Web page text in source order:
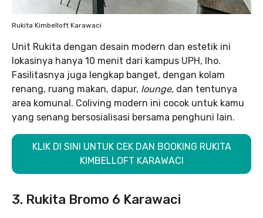
Rukita Kimbelloft Karawaci
Unit Rukita dengan desain modern dan estetik ini
lokasinya hanya 10 menit dari kampus UPH, lho.
Fasilitasnya juga lengkap banget, dengan kolam
renang, ruang makan, dapur, lounge, dan tentunya
area komunal. Coliving modern ini cocok untuk kamu
yang senang bersosialisasi bersama penghuni lain.
KLIK DI SINI UNTUK CEK DAN BOOKING RUKITA
KIMBELLOFT KARAWACI
3. Rukita Bromo 6 Karawaci